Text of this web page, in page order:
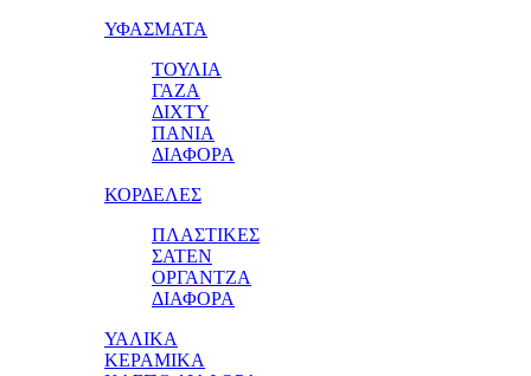
ΥΦΑΣΜΑΤΑ
ΤΟΥΛΙΑ
ΓΑΖΑ
ΔΙΧΤΥ
ΠΑΝΙΑ
ΔΙΑΦΟΡΑ
ΚΟΡΔΕΛΕΣ
ΠΛΑΣΤΙΚΕΣ
ΣΑΤΕΝ
ΟΡΓΑΝΤΖΑ
ΔΙΑΦΟΡΑ
ΥΑΛΙΚΑ
ΚΕΡΑΜΙΚΑ